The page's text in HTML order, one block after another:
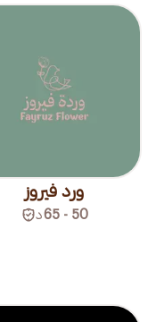
ورد فيروز
50 - 65 د